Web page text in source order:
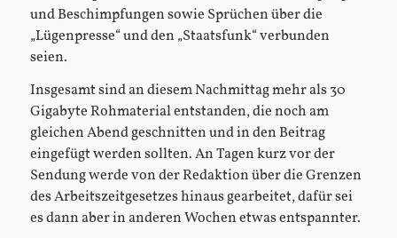
und Beschimpfungen sowie Sprüchen über die
„Lügenpresse“ und den „Staatsfunk“ verbunden
seien.
Insgesamt sind an diesem Nachmittag mehr als 30
Gigabyte Rohmaterial entstanden, die noch am
gleichen Abend geschnitten und in den Beitrag
eingefügt werden sollten. An Tagen kurz vor der
Sendung werde von der Redaktion über die Grenzen
des Arbeitszeitgesetzes hinaus gearbeitet, dafür sei
es dann aber in anderen Wochen etwas entspannter.